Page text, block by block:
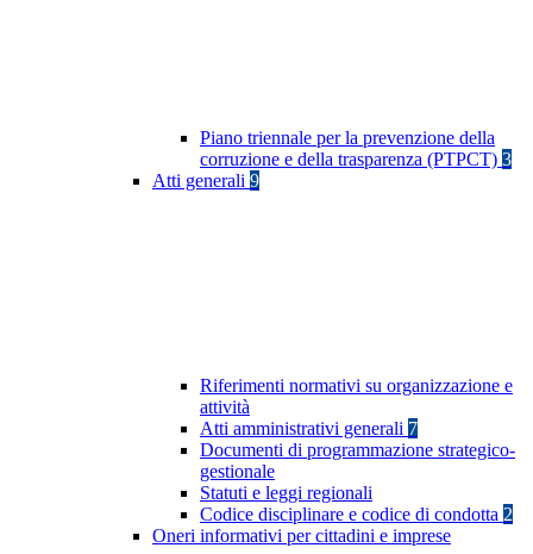
Piano triennale per la prevenzione della
corruzione e della trasparenza (PTPCT) 3
Atti generali 9
Riferimenti normativi su organizzazione e
attività
Atti amministrativi generali 7
Documenti di programmazione strategico-
gestionale
Statuti e leggi regionali
Codice disciplinare e codice di condotta 2
Oneri informativi per cittadini e imprese